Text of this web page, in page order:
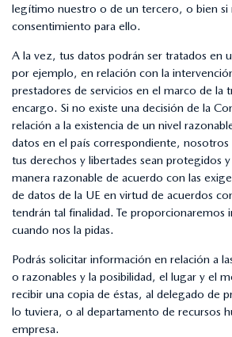
legítimo nuestro o de un tercero, o bien si
consentimiento para ello.
A la vez, tus datos podrán ser tratados en
por ejemplo, en relación con la
prestadores de servicios en el marco de la
encargo. Si no existe una decisión de la
relación a la existencia de un nivel
datos en el país correspondiente,
tus derechos y libertades sean protegidos
manera razonable de acuerdo con las
de datos de la UE en virtud de acuerdos
tendrán tal finalidad. Te proporcionaremos
cuando nos la pidas.
Podrás solicitar información en relación a
o razonables y la posibilidad, el lugar y el
recibir una copia de éstas, al delegado de
lo tuviera, o al departamento de recursos
empresa.